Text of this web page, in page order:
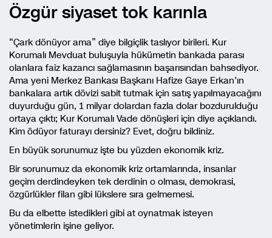
Özgür siyaset tok karınla
“Çark dönüyor ama” diye bilgiçlik taslıyor birileri. Kur
Korumalı Mevduat buluşuyla hükümetin bankada parası
olanlara faiz kazancı sağlamasının başarısından bahsediyor.
Ama yeni Merkez Bankası Başkanı Hafize Gaye Erkan’ın
bankalara artık dövizi sabit tutmak için satış yapılmayacağını
duyurduğu gün, 1 milyar dolardan fazla dolar bozdurulduğu
ortaya çıktı; Kur Korumalı Vade dönüşleri için diye açıklandı.
Kim ödüyor faturayı dersiniz? Evet, doğru bildiniz.
En büyük sorunumuz işte bu yüzden ekonomik kriz.
Bir sorunumuz da ekonomik kriz ortamlarında, insanlar
geçim derdindeyken tek derdinin o olması, demokrasi,
özgürlükler filan gibi lükslere sıra gelmemesi.
Bu da elbette istedikleri gibi at oynatmak isteyen
yönetimlerin işine geliyor.